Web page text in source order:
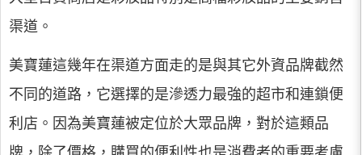
渠道。
美寶蓮這幾年在渠道方面走的是與其它外資品牌截然
不同的道路，它選擇的是滲透力最強的超市和連鎖便
利店。因為美寶蓮被定位於大眾品牌，對於這類品